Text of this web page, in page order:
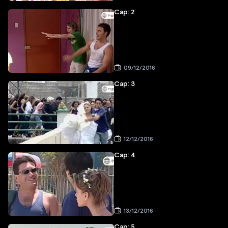
Cap: 2
09/12/2016
Cap: 3
12/12/2016
Cap: 4
13/12/2016